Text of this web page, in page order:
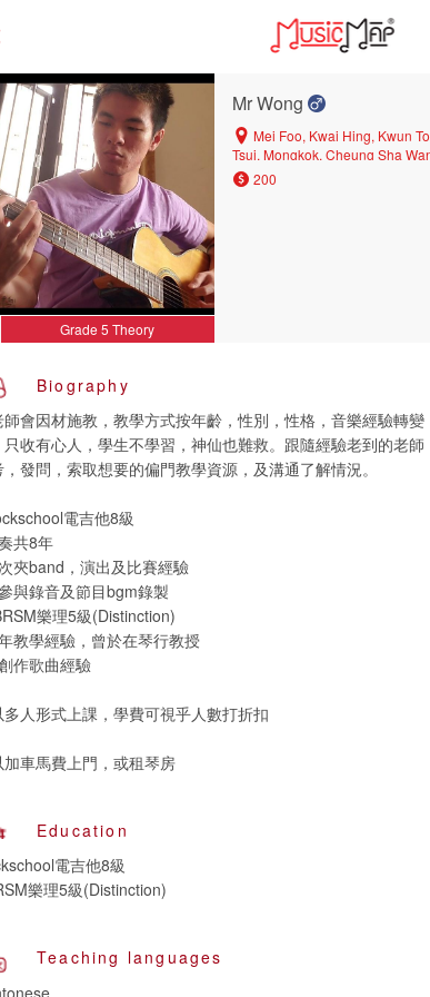
Grade 5 Theory
Mr Wong
Mei Foo, Kwai Hing, Kwun
Tsui, Mongkok, Cheung Sha
Tong, Shek Kip Mei, Diamond
Kok Tsui, Ngau Chi Wan, Tin
200
Biography
師會因材施教，教學方式按年齡，性別，性格，音樂經驗轉
只收有心人，學生不學習，神仙也難救。跟隨經驗老到的老
，發問，索取想要的偏門教學資源，及溝通了解情況。
電吉他8級
共8年
夾band，演出及比賽經驗
與錄音及節目bgm錄製
樂理5級(Distinction)
教學經驗，曾於在琴行教授
作歌曲經驗
多人形式上課，學費可視乎人數打折扣
加車馬費上門，或租琴房
Education
電吉他8級
樂理5級(Distinction)
Teaching languages